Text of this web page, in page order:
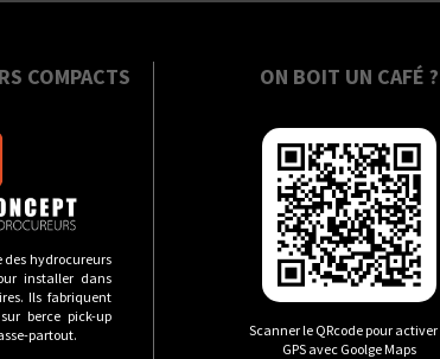
COMPACTS
des hydrocureurs
installer dans
Ils fabriquent
berce pick-up
partout.
ON BOIT UN CAFÉ ?
Scanner le QRcode pour activer
GPS avec Goolge Maps